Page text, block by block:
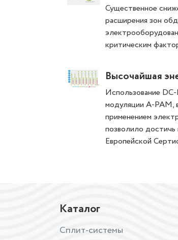
Существенное
расширения зон
критическим
Высочайшая
Использование
модуляции A-PAM,
применением
позволило
Европейской
Каталог
Сплит-системы